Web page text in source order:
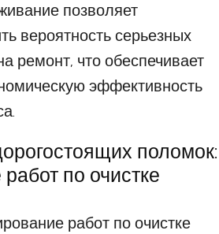
позволяет
вероятность серьезных
ремонт, что обеспечивает
эффективность
поломок:
по очистке
работ по очистке